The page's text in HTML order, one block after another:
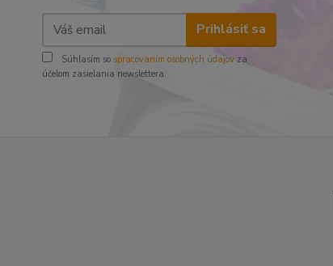
Prihlásiť sa
Súhlasím so spracovaním osobných údajov za
účelom zasielania newslettera.